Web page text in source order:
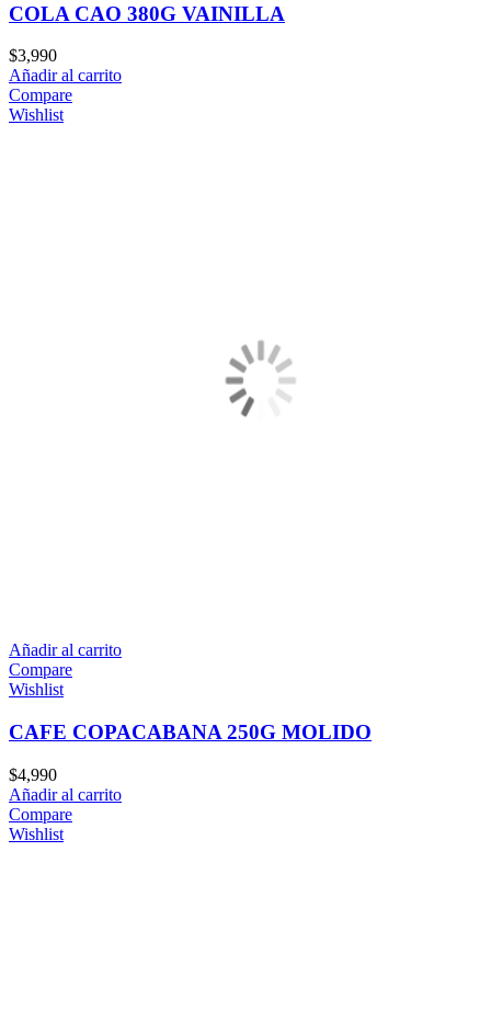
COLA CAO 380G VAINILLA
$3,990
Añadir al carrito
Compare
Wishlist
Añadir al carrito
Compare
Wishlist
CAFE COPACABANA 250G MOLIDO
$4,990
Añadir al carrito
Compare
Wishlist